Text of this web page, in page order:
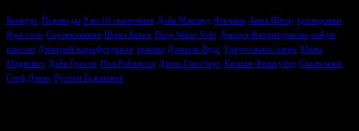
Конкурс Переводы 9 из 10 скалолазов Дэйв Маклауд Фильмы Анна Штор тренировки
Фри соло Соревнования Шона Кокси Deep Water Solo Динара Фахритдинова пэйдж
классен Дмитрий шарафутдинов травмы Дэниэль Вудс Треугольное озеро Мина
Маркович Дэйв Грэхэм Пол Робинсон Джон Глассберг Килиан Фишхубер Скалолазки
Стеф Дэвис Рустам Гельманов